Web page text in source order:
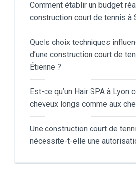
Comment établir un budget
construction court de tennis à
Quels choix techniques
d’une construction court de
Étienne ?
Est-ce qu’un Hair SPA à Lyon
cheveux longs comme aux
Une construction court de
nécessite-t-elle une